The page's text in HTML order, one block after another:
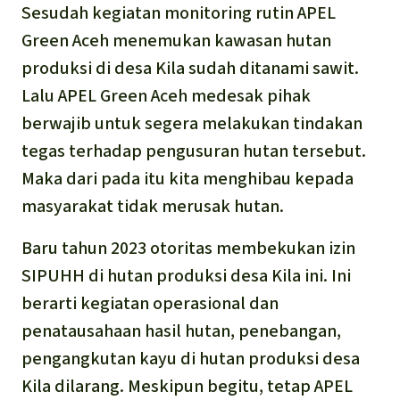
Sesudah kegiatan monitoring rutin APEL
Green Aceh menemukan kawasan hutan
produksi di desa Kila sudah ditanami sawit.
Lalu APEL Green Aceh medesak pihak
berwajib untuk segera melakukan tindakan
tegas terhadap pengusuran hutan tersebut.
Maka dari pada itu kita menghibau kepada
masyarakat tidak merusak hutan.
Baru tahun 2023 otoritas membekukan izin
SIPUHH di hutan produksi desa Kila ini. Ini
berarti kegiatan operasional dan
penatausahaan hasil hutan, penebangan,
pengangkutan kayu di hutan produksi desa
Kila dilarang. Meskipun begitu, tetap APEL